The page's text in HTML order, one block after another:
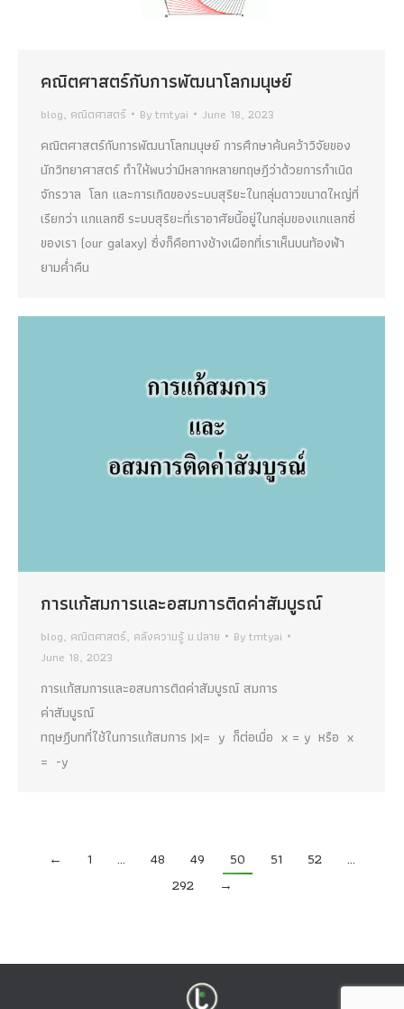
คณิตศาสตร์กับการพัฒนาโลกมนุษย์
blog, คณิตศาสตร์ Bytmtyai June 18, 2023
คณิตศาสตร์กับการพัฒนาโลกมนุษย์ การศึกษาค้นคว้าวิจัยของ
นักวิทยาศาสตร์ ทำให้พบว่ามีหลากหลายทฤษฎีว่าด้วยการกำเนิด
จักรวาล โลก และการเกิดของระบบสุริยะในกลุ่มดาวขนาดใหญ่ที่
เรียกว่า แกแลกซี ระบบสุริยะที่เราอาศัยนี้อยู่ในกลุ่มของแกแลกซี่
ของเรา (our galaxy) ซึ่งก็คือทางช้างเผือกที่เราเห็นบนท้องฟ้า
ยามค่ำคืน
การแก้สมการและอสมการติดค่าสัมบูรณ์
blog, คณิตศาสตร์, คลังความรู้ ม.ปลาย Bytmtyai
June 18, 2023
การแก้สมการและอสมการติดค่าสัมบูรณ์ สมการ
ค่าสัมบูร
ทฤษฎีบทที่ใช้ในการแก้สมการ |x|= y ก็ต่อเมื่อ x = y หรือ x
= -y
← 1 … 48 49 50 51 52
…
292
→